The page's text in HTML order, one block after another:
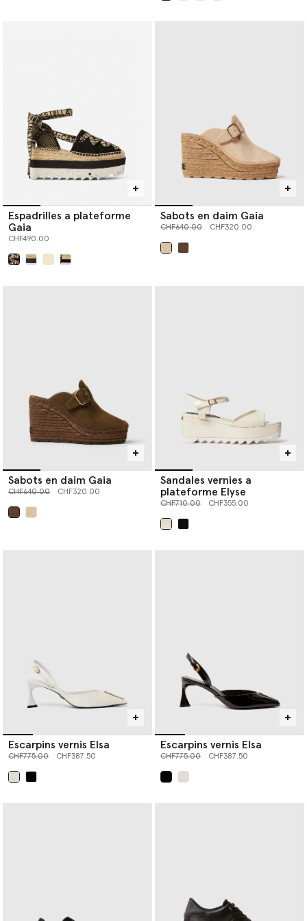
Espadrilles a plateforme
Gaia
CHF490.00
Sabots en daim Gaia
Prix réduit à partir de
CHF640.00jusqu’à
CHF320.00
Sabots en daim Gaia
Prix réduit à partir de
CHF640.00jusqu’à
CHF320.00
Sandales vernies a
plateforme Elyse
Prix réduit à partir de
CHF710.00jusqu’à
CHF355.00
Escarpins vernis Elsa
Prix réduit à partir de
CHF775.00jusqu’à
CHF387.50
Escarpins vernis Elsa
Prix réduit à partir de
CHF775.00jusqu’à
CHF387.50